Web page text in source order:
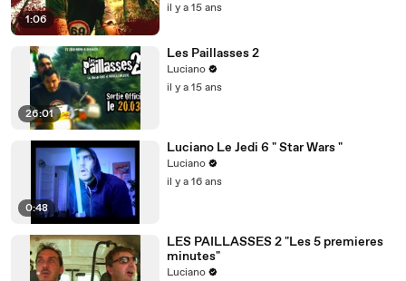
1:06
il y a 15 ans
26:01
Les Paillasses 2
Luciano
il y a 15 ans
0:48
Luciano Le Jedi 6 " Star Wars "
Luciano
il y a 16 ans
LES PAILLASSES 2 "Les 5 premieres
minutes"
Luciano